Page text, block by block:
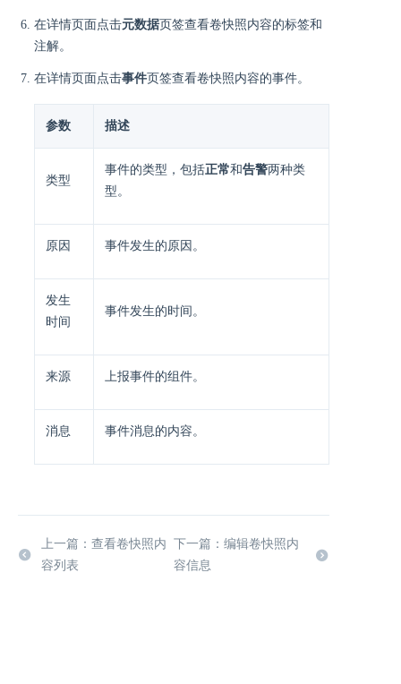
在详情页面点击元数据页签查看卷快照内容的标签和
注解。
在详情页面点击事件页签查看卷快照内容的事件。
参数 描述
类型
事件的类型，包括正常和告警两种类
型。
原因 事件发生的原因。
发生
时间
事件发生的时间。
来源 上报事件的组件。
消息 事件消息的内容。
上一篇：查看卷快照内
容列表
下一篇：编辑卷快照内
容信息